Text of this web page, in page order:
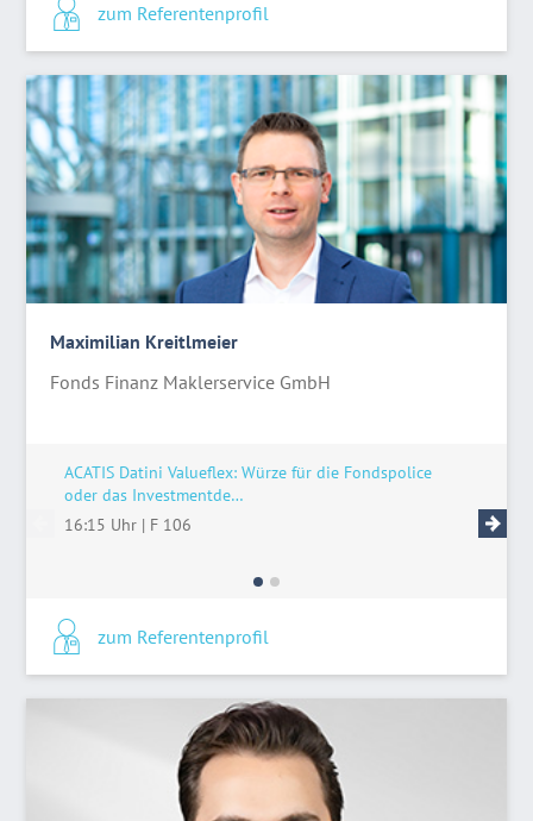
zum Referentenprofil
Maximilian Kreitlmeier
Fonds Finanz Maklerservice GmbH
ACATIS Datini Valueflex: Würze für die Fondspolice
oder das Investmentde…
16:15 Uhr | F 106
zum Referentenprofil